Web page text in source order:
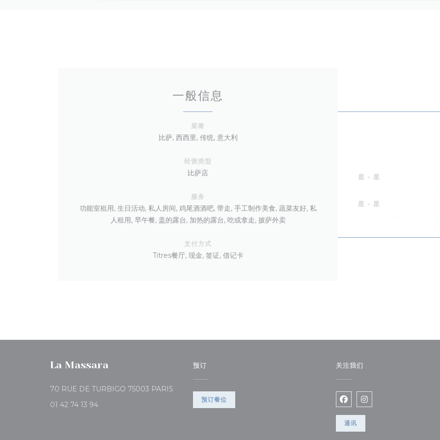
一般信息
菜肴
比萨, 西西里, 传统, 意大利
经营类型
比萨店
服务
功能室租用, 生日活动, 私人房间, 鸡尾酒酒吧, 带走, 手工制作美食, 蔬菜友好, 私
人租用, 早午餐, 盖的露台, 加热的露台, 吃或拿走, 披萨外卖
支付方式
Titres餐厅, 现金, 签证, 借记卡
星 -星
星 -星
La Massara
70 RUE DE TURBIGO 75003 PARIS
01 42 74 13 94
预订
预订餐位
关注我们
Facebook ((在新窗口中打
Instagram ((在新窗口
通讯